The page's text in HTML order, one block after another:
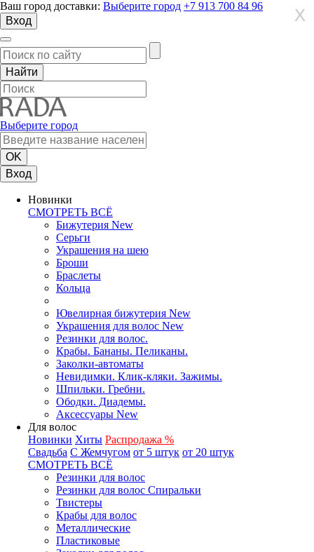
Ваш город доставки: Выберите город +7 913 700 84 96
Вход
Выберите город
Вход
Новинки
СМОТРЕТЬ ВСЁ
Бижутерия New
Серьги
Украшения на шею
Броши
Браслеты
Кольца
Ювелирная бижутерия New
Украшения для волос New
Резинки для волос.
Крабы. Бананы. Пеликаны.
Заколки-автоматы
Невидимки. Клик-кляки. Зажимы.
Шпильки. Гребни.
Ободки. Диадемы.
Аксессуары New
Для волос
Новинки Хиты Распродажа %
Свадьба С Жемчугом от 5 штук от 20 штук
СМОТРЕТЬ ВСЁ
Резинки для волос
Резинки для волос Спиральки
Твистеры
Крабы для волос
Металлические
Пластиковые
X
X
X